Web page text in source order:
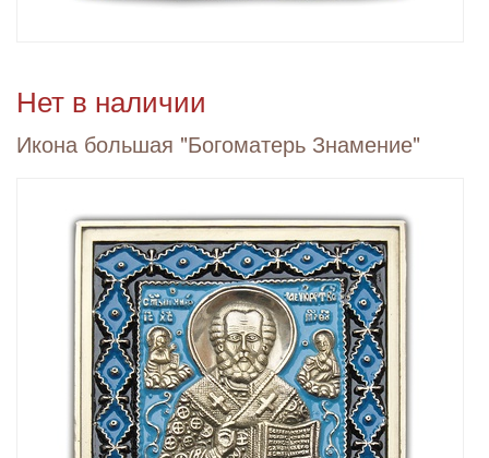
Нет в наличии
Икона большая "Богоматерь Знамение"